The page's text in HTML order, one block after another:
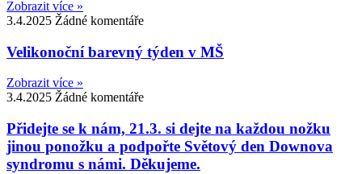
Zobrazit více »
3.4.2025 Žádné komentáře
Velikonoční barevný týden v MŠ
Zobrazit více »
3.4.2025 Žádné komentáře
Přidejte se k nám, 21.3. si dejte na každou nožku
jinou ponožku a podpořte Světový den Downova
syndromu s námi. Děkujeme.